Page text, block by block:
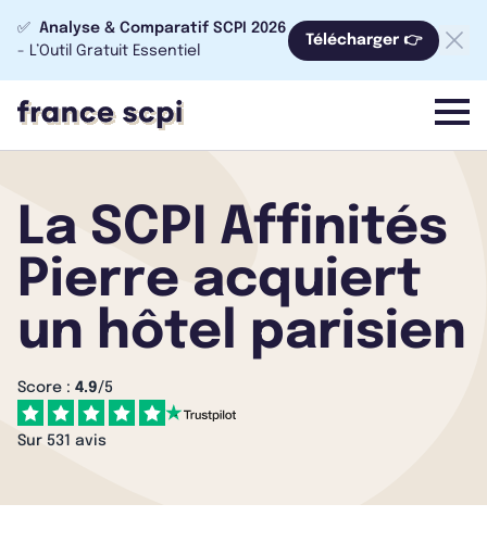
✅ Analyse & Comparatif SCPI 2026
- L’Outil Gratuit Essentiel
Télécharger 👉
menu
La SCPI Affinités
Pierre acquiert
un hôtel parisien
Score : 4.9/5
Sur 531 avis